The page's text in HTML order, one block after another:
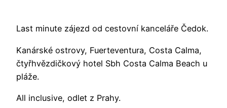
Last minute zájezd od cestovní kanceláře Čedok.
Kanárské ostrovy, Fuerteventura, Costa Calma,
čtyřhvězdičkový hotel Sbh Costa Calma Beach u
pláže.
All inclusive, odlet z Prahy.